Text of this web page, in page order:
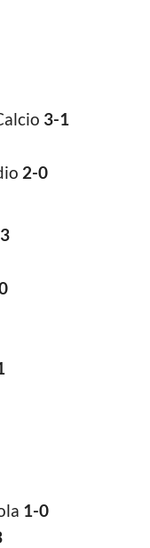
3-1
2-0
1-0